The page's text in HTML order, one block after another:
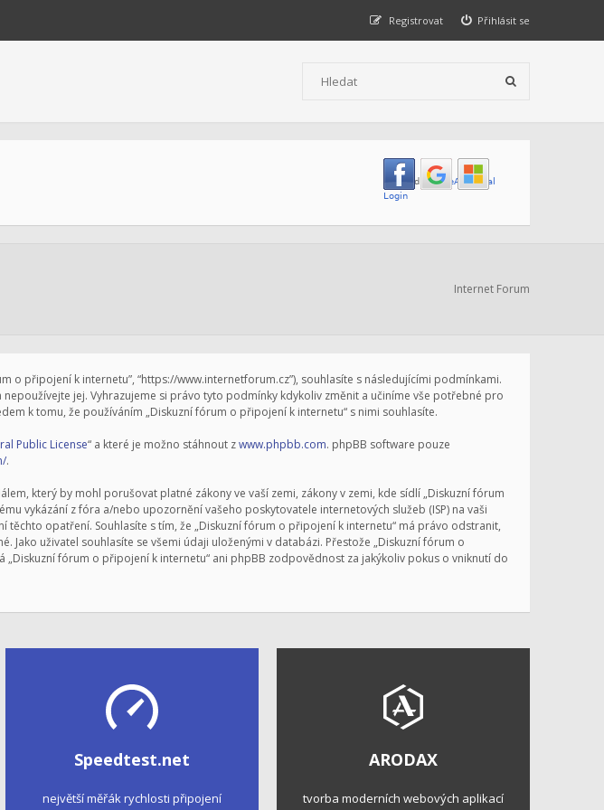
Přihlásit se
Registrovat
Internet Forum
o připojení k internetu”, “https://www.internetforum.cz”), souhlasíte s následujícími podmínkami.
jej. Vyhrazujeme si právo tyto podmínky kdykoliv změnit a učiníme vše potřebné pro
k tomu, že používáním „Diskuzní fórum o připojení k internetu“ s nimi souhlasíte.
Public License“ a které je možno stáhnout zwww.phpbb.com. phpBB software pouze
.
který by mohl porušovat platné zákony ve vaší zemi, zákony v zemi, kde sídlí „Diskuzní fórum
vykázání z fóra a/nebo upozornění vašeho poskytovatele internetových služeb (ISP) na vaši
opatření. Souhlasíte s tím, že „Diskuzní fórum o připojení k internetu“ má právo odstranit,
uživatel souhlasíte se všemi údaji uloženými v databázi. Přestože „Diskuzní fórum o
fórum o připojení k internetu“ ani phpBB zodpovědnost za jakýkoliv pokus o vniknutí do
Speedtest.net
největší měřák rychlosti připojení
ARODAX
tvorba moderních webových aplikací